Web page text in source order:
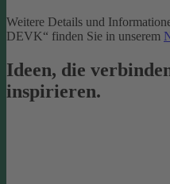
Weitere Details und
DEVK“ finden Sie in unserem
Ideen, die
inspirieren.